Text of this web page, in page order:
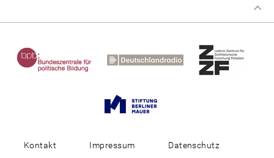
Kontakt Impressum Datenschutz